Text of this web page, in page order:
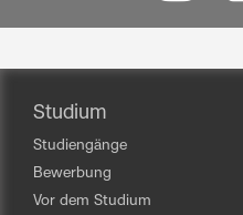
Studium
Studiengänge
Bewerbung
Vor dem Studium